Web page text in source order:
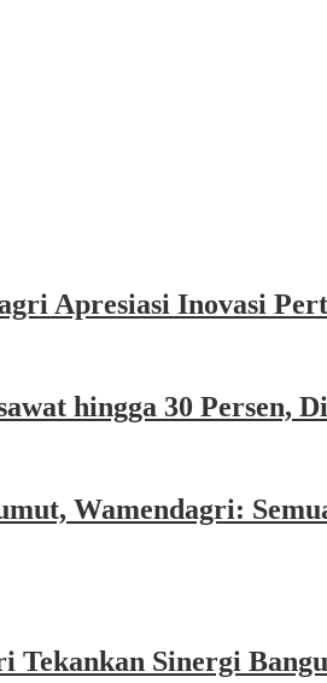
Apresiasi Inovasi
hingga 30 Persen,
Wamendagri:
Sinergi